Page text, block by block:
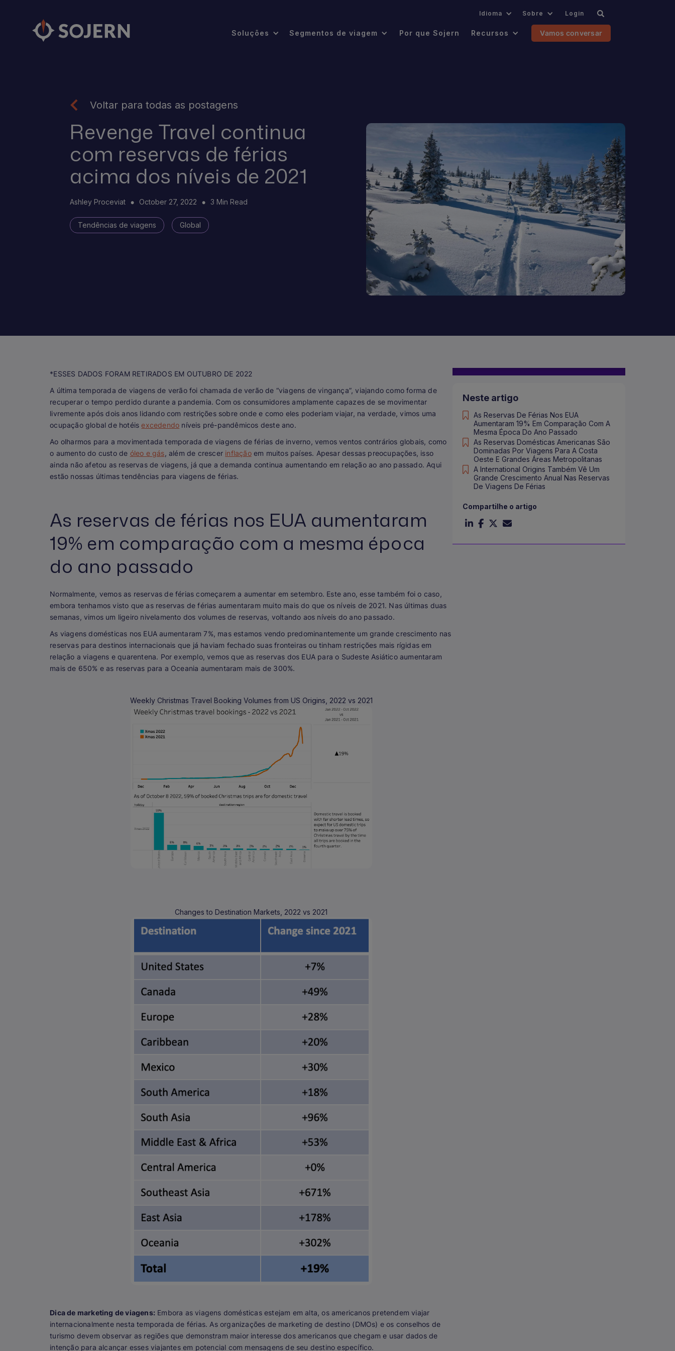
Idioma Sobre Login
Soluções Segmentos de viagem Por que Sojern Recursos Vamos conversar
Voltar para todas as postagens
Revenge Travel continua
com reservas de férias
acima dos níveis de 2021
Ashley Proceviat October 27, 2022 3 Min Read
Tendências de viagens Global
*ESSES DADOS FORAM RETIRADOS EM OUTUBRO DE 2022
A última temporada de viagens de verão foi chamada de verão de “viagens de vingança”, viajando como forma de
recuperar o tempo perdido durante a pandemia. Com os consumidores amplamente capazes de se movimentar
livremente após dois anos lidando com restrições sobre onde e como eles poderiam viajar, na verdade, vimos uma
ocupação global de hotéisexcedendo níveis pré-pandêmicos deste ano.
Ao olharmos para a movimentada temporada de viagens de férias de inverno, vemos ventos contrários globais, como
o aumento do custo de óleo e gás, além de crescer inflaçãoem muitos países. Apesar dessas preocupações, isso
ainda não afetou as reservas de viagens, já que a demanda continua aumentando em relação ao ano passado. Aqui
estão nossas últimas tendências para viagens de férias.
As reservas de férias nos EUA aumentaram
19% em comparação com a mesma época
do ano passado
Normalmente, vemos as reservas de férias começarem a aumentar em setembro. Este ano, esse também foi o caso,
embora tenhamos visto que as reservas de férias aumentaram muito mais do que os níveis de 2021. Nas últimas duas
semanas, vimos um ligeiro nivelamento dos volumes de reservas, voltando aos níveis do ano passado.
As viagens domésticas nos EUA aumentaram 7%, mas estamos vendo predominantemente um grande crescimento nas
reservas para destinos internacionais que já haviam fechado suas fronteiras ou tinham restrições mais rígidas em
relação a viagens e quarentena. Por exemplo, vemos que as reservas dos EUA para o Sudeste Asiático aumentaram
mais de 650% e as reservas para a Oceania aumentaram mais de 300%.
Weekly Christmas Travel Booking Volumes from US Origins, 2022 vs 2021
Changes to Destination Markets, 2022 vs 2021
Dica de marketing de viagens: Embora as viagens domésticas estejam em alta, os americanos pretendem viajar
internacionalmente nesta temporada de férias. As organizações de marketing de destino (DMOs) e os conselhos de
turismo devem observar as regiões que demonstram maior interesse dos americanos que chegam e usar dados de
intenção para alcançar esses viajantes em potencial com mensagens de seu destino específico.
Neste artigo
As Reservas De Férias Nos EUA
Aumentaram 19% Em Comparação Com A
Mesma Época Do Ano Passado
As Reservas Domésticas Americanas São
Dominadas Por Viagens Para A Costa
Oeste E Grandes Áreas Metropolitanas
A International Origins Também Vê Um
Grande Crescimento Anual Nas Reservas
De Viagens De Férias
Compartilhe o artigo